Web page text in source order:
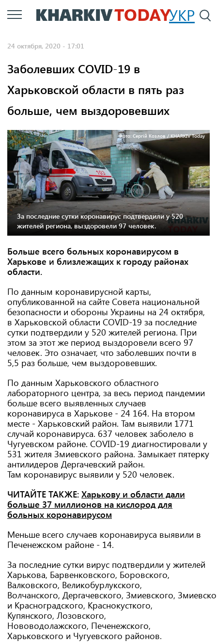
Перейти
к
УКР
24 октября, 2020 - 17:01
Заболевших COVID-19 в
Харьковской области в пять раз
больше, чем выздоровевших
Фото: Сергій Козлов / KHARKIV Today
За последние сутки коронавирус подтвердили у 520
жителей региона, выздоровели 97 человек.
Больше всего больных коронавирусом в
Харькове и близлежащих к городу районах
области.
По данным коронавирусной карты,
опубликованной на сайте Совета национальной
безопасности и обороны Украины на 24 октября,
в Харьковской области COVID-19 за последние
сутки подтвердили у 520 жителей региона. При
этом за этот же период выздоровели всего 97
человек. Это означает, что заболевших почти в
5,5 раз больше, чем выздоровевших.
По данным Харьковского областного
лабораторного центра, за весь период пандемии
больше всего выявленных случаев
коронавируса в Харькове - 24 164. На втором
месте - Харьковский район. Там выявили 1771
случай коронавируса. 637 человек заболело в
Чугуевском районе. COVID-19 диагностировали у
531 жителя Змиевского района. Замыкает пятерку
антилидеров Дергачевский район.
Там коронавирус выявили у 520 человек.
ЧИТАЙТЕ ТАКЖЕ: Харькову и области дали
больше 37 миллионов на кислород для
больных коронавирусом
Меньше всего случаев коронавируса выявили в
Печенежском районе - 14.
За последние сутки вирус подтвердили у жителей
Харькова, Барвенковского, Боровского,
Валковского, Великобурлукского,
Волчанского, Дергачевского, Змиевского,
и Красноградского, Краснокусткого,
Купянского, Лозовского,
Нововодолажского, Печенежского,
Харьковского и Чугуевского районов.